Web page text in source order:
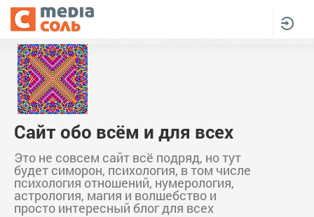
Сайт обо всём и для всех
Это не совсем сайт всё подряд, но тут
будет симорон, психология, в том числе
психология отношений, нумерология,
астрология, магия и волшебство и
просто интересный блог для всех